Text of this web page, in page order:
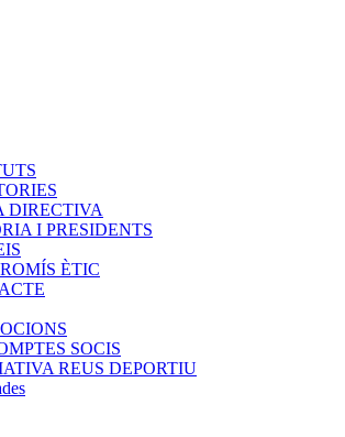
DIRECTIVA
I PRESIDENTS
ÈTIC
SOCIS
REUS DEPORTIU